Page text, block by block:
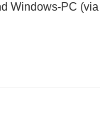
Windows-PC